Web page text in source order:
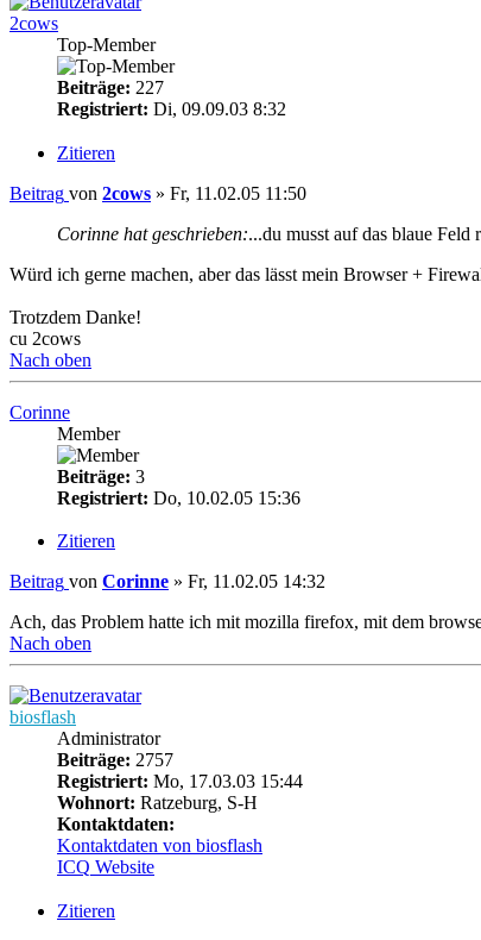
2cows
Top-Member
Beiträge: 227
Registriert: Di, 09.09.03 8:32
Zitieren
Beitrag von 2cows » Fr, 11.02.05 11:50
Corinne hat geschrieben:...du musst auf das blaue
Würd ich gerne machen, aber das lässt mein Browser +
Trotzdem Danke!
cu 2cows
Nach oben
Corinne
Member
Beiträge: 3
Registriert: Do, 10.02.05 15:36
Zitieren
Beitrag von Corinne » Fr, 11.02.05 14:32
Ach, das Problem hatte ich mit mozilla firefox, mit dem
Nach oben
biosflash
Administrator
Beiträge: 2757
Registriert: Mo, 17.03.03 15:44
Wohnort: Ratzeburg, S-H
Kontaktdaten:
Kontaktdaten von biosflash
ICQ Website
Zitieren